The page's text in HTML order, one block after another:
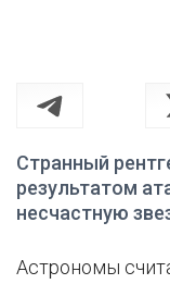
Странный
результатом
несчастную
Астрономы